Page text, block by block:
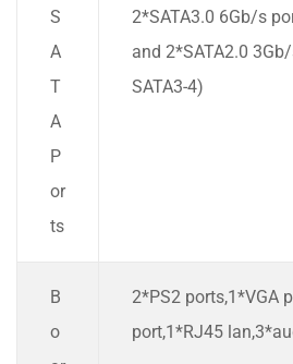
S
A
T
A
P
or
ts
2*SATA3.0 6Gb/s
and 2*SATA2.0
SATA3-4)
B
o
2*PS2 ports,1*VGA
port,1*RJ45